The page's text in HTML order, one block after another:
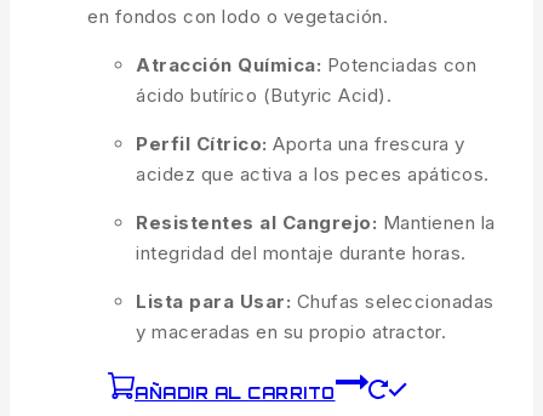
en fondos con lodo o vegetación.
Atracción Química: Potenciadas con
ácido butírico (Butyric Acid).
Perfil Cítrico: Aporta una frescura y
acidez que activa a los peces apáticos.
Resistentes al Cangrejo: Mantienen la
integridad del montaje durante horas.
Lista para Usar: Chufas seleccionadas
y maceradas en su propio atractor.
AÑADIR AL CARRITO